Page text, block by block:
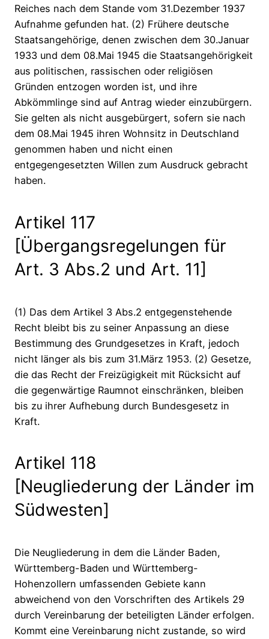
Reiches nach dem Stande vom 31.Dezember 1937
Aufnahme gefunden hat. (2) Frühere deutsche
Staatsangehörige, denen zwischen dem 30.Januar
1933 und dem 08.Mai 1945 die Staatsangehörigkeit
aus politischen, rassischen oder religiösen
Gründen entzogen worden ist, und ihre
Abkömmlinge sind auf Antrag wieder einzubürgern.
Sie gelten als nicht ausgebürgert, sofern sie nach
dem 08.Mai 1945 ihren Wohnsitz in Deutschland
genommen haben und nicht einen
entgegengesetzten Willen zum Ausdruck gebracht
haben.
Artikel 117
[Übergangsregelungen für
Art. 3 Abs.2 und Art. 11]
(1) Das dem Artikel 3 Abs.2 entgegenstehende
Recht bleibt bis zu seiner Anpassung an diese
Bestimmung des Grundgesetzes in Kraft, jedoch
nicht länger als bis zum 31.März 1953. (2) Gesetze,
die das Recht der Freizügigkeit mit Rücksicht auf
die gegenwärtige Raumnot einschränken, bleiben
bis zu ihrer Aufhebung durch Bundesgesetz in
Kraft.
Artikel 118
[Neugliederung der Länder im
Südwesten]
Die Neugliederung in dem die Länder Baden,
Württemberg-Baden und Württemberg-
Hohenzollern umfassenden Gebiete kann
abweichend von den Vorschriften des Artikels 29
durch Vereinbarung der beteiligten Länder erfolgen.
Kommt eine Vereinbarung nicht zustande, so wird